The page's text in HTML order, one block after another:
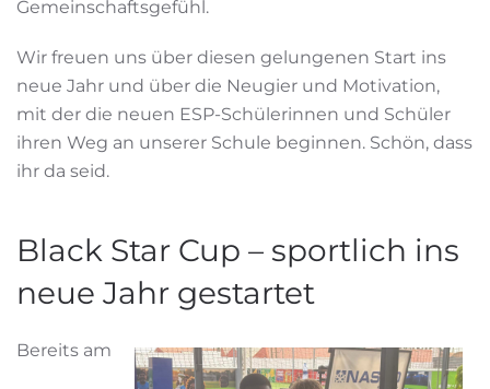
Gemeinschaftsgefühl.
Wir freuen uns über diesen gelungenen Start ins
neue Jahr und über die Neugier und Motivation,
mit der die neuen ESP-Schülerinnen und Schüler
ihren Weg an unserer Schule beginnen. Schön, dass
ihr da seid.
Black Star Cup – sportlich ins
neue Jahr gestartet
Bereits am